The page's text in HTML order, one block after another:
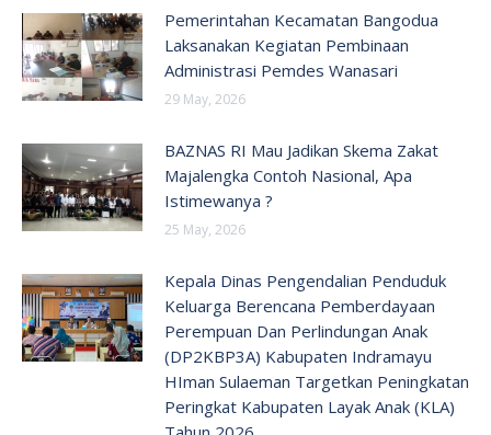
Pemerintahan Kecamatan Bangodua
Laksanakan Kegiatan Pembinaan
Administrasi Pemdes Wanasari
29 May, 2026
BAZNAS RI Mau Jadikan Skema Zakat
Majalengka Contoh Nasional, Apa
Istimewanya ?
25 May, 2026
Kepala Dinas Pengendalian Penduduk
Keluarga Berencana Pemberdayaan
Perempuan Dan Perlindungan Anak
(DP2KBP3A) Kabupaten Indramayu
HIman Sulaeman Targetkan Peningkatan
Peringkat Kabupaten Layak Anak (KLA)